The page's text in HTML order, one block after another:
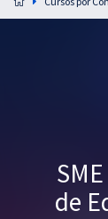
residências em
Graduação
de